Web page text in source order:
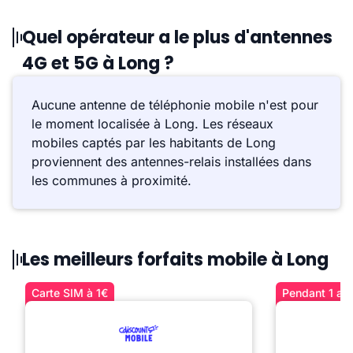
Quel opérateur a le plus d'antennes
4G et 5G à Long ?
Aucune antenne de téléphonie mobile n'est pour
le moment localisée à Long. Les réseaux
mobiles captés par les habitants de Long
proviennent des antennes-relais installées dans
les communes à proximité.
Les meilleurs forfaits mobile à Long
Carte SIM à 1€ Pendant 1